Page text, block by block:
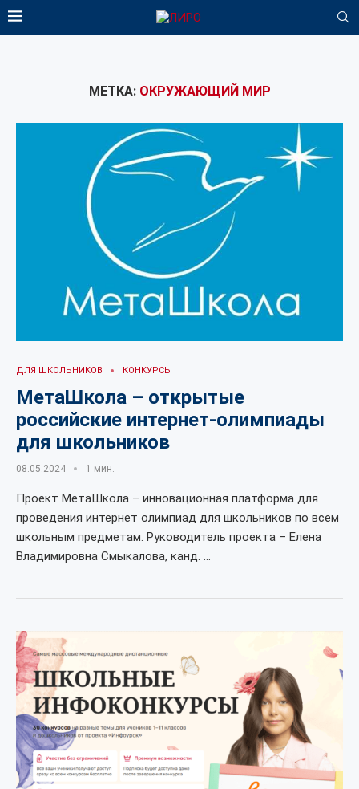
МЕТКА: ОКРУЖАЮЩИЙ МИР
ДЛЯ ШКОЛЬНИКОВ КОНКУРСЫ
МетаШкола – открытые
российские интернет-олимпиады
для школьников
08.05.2024 1 мин.
Проект МетаШкола – инновационная платформа для
проведения интернет олимпиад для школьников по всем
школьным предметам. Руководитель проекта – Елена
Владимировна Смыкалова, канд. …